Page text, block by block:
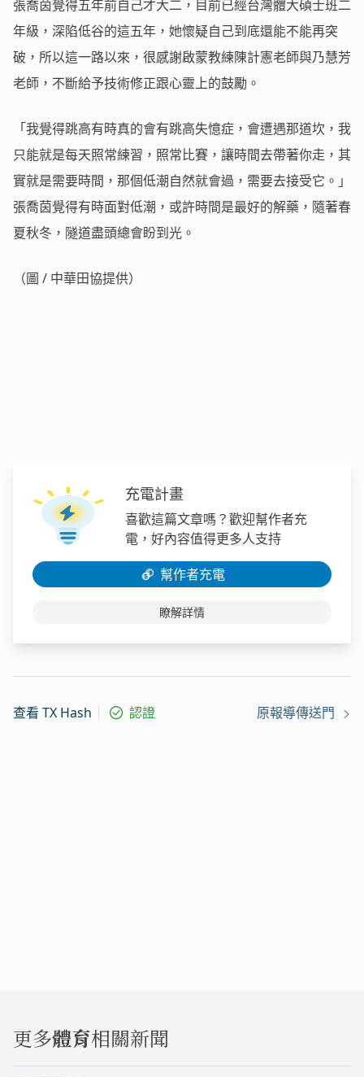
張喬茵覺得五年前自己才大二，目前已經台灣體大碩士班二
年級，深陷低谷的這五年，她懷疑自己到底還能不能再突
破，所以這一路以來，很感謝啟蒙教練陳計憲老師與乃慧芳
老師，不斷給予技術修正跟心靈上的鼓勵。
「我覺得跳高有時真的會有跳高失憶症，會遭遇那道坎，我
只能就是每天照常練習，照常比賽，讓時間去帶著你走，其
實就是需要時間，那個低潮自然就會過，需要去接受它。」
張喬茵覺得有時面對低潮，或許時間是最好的解藥，隨著春
夏秋冬，隧道盡頭總會盼到光。
（圖 / 中華田協提供）
充電計畫
喜歡這篇文章嗎？歡迎幫作者充
電，好內容值得更多人支持
幫作者充電
瞭解詳情
查看 TX Hash 認證 原報導傳送門
更多體育相關新聞